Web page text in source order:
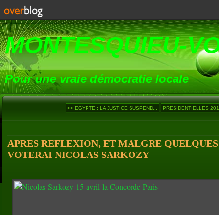
MONTESQUIEU-
Pour une vraie démocratie locale
<< EGYPTE : LA JUSTICE SUSPEND... PRESIDENTIELLES
APRES REFLEXION, ET MALGRE
VOTERAI NICOLAS SARKOZY